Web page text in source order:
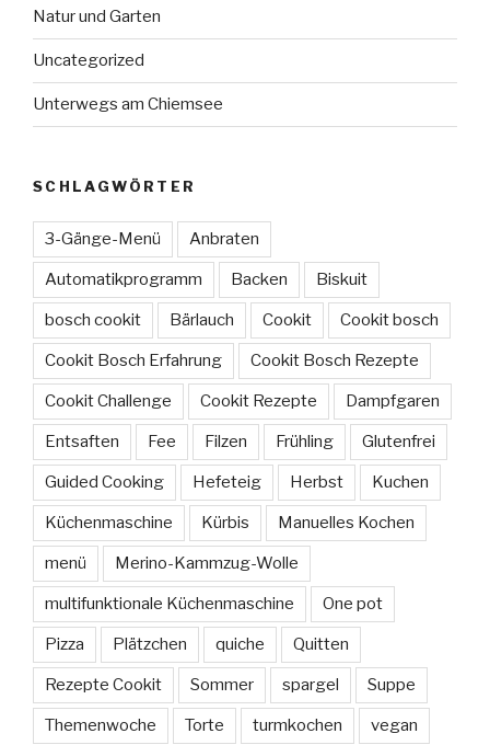
Natur und Garten
Uncategorized
Unterwegs am Chiemsee
SCHLAGWÖRTER
3-Gänge-Menü Anbraten
Automatikprogramm Backen Biskuit
bosch cookit Bärlauch Cookit Cookit bosch
Cookit Bosch Erfahrung Cookit Bosch Rezepte
Cookit Challenge Cookit Rezepte Dampfgaren
Entsaften Fee Filzen Frühling Glutenfrei
Guided Cooking Hefeteig Herbst Kuchen
Küchenmaschine Kürbis Manuelles Kochen
menü Merino-Kammzug-Wolle
multifunktionale Küchenmaschine One pot
Pizza Plätzchen quiche Quitten
Rezepte Cookit Sommer spargel Suppe
Themenwoche Torte turmkochen vegan